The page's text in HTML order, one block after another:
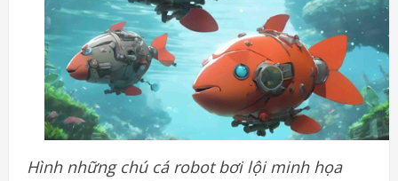
Hình những chú cá robot bơi lội minh họa